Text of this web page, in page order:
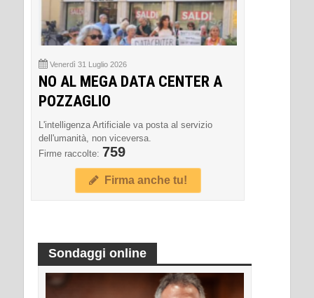
Venerdì 31 Luglio 2026
NO AL MEGA DATA CENTER A
POZZAGLIO
L'intelligenza Artificiale va posta al servizio
dell'umanità, non viceversa.
Firme raccolte: 759
Firma anche tu!
Sondaggi online